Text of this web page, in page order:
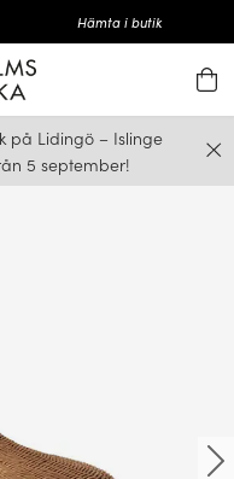
Hämta i butik
på Lidingö – Islinge
5 september!